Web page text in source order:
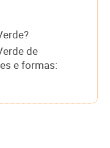
de
e formas: